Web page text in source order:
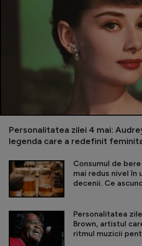
Personalitatea zilei 4 mai:
legenda care a redefinit
Consumul de
mai redus nivel în
decenii. Ce
Personalitatea
Brown, artistul
ritmul muzicii